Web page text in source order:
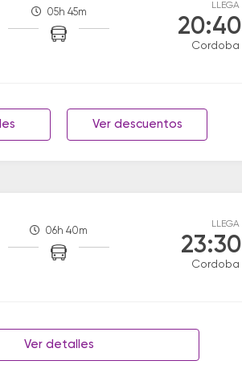
05h 45m
LLEGA
20:40
Cordoba
Ver descuentos
06h 40m
LLEGA
23:30
Cordoba
Ver detalles